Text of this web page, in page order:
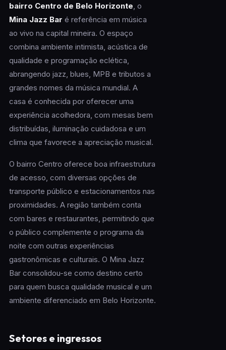
bairro Centro de Belo Horizonte , o
Mina Jazz Bar é referência em música
ao vivo na capital mineira. O espaço
combina ambiente intimista, acústica de
qualidade e programação eclética,
abrangendo jazz, blues, MPB e tributos a
grandes nomes da música mundial. A
casa é conhecida por oferecer uma
experiência acolhedora, com mesas bem
distribuídas, iluminação cuidadosa e um
clima que favorece a apreciação musical.
O bairro Centro oferece boa infraestrutura
de acesso, com diversas opções de
transporte público e estacionamentos nas
proximidades. A região também conta
com bares e restaurantes, permitindo que
o público complemente o programa da
noite com outras experiências
gastronômicas e culturais. O Mina Jazz
Bar consolidou-se como destino certo
para quem busca qualidade musical e um
ambiente diferenciado em Belo Horizonte.
Setores e ingressos